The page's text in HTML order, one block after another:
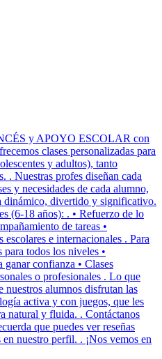
y APOYO ESCOLAR con
clases personalizadas para
y adultos), tanto
. Nuestras profes diseñan cada
y necesidades de cada alumno,
dinámico, divertido y significativo.
(6-18 años): . • Refuerzo de lo
de tareas •
escolares e internacionales . Para
todos los niveles •
confianza • Clases
o profesionales . Lo que
nuestros alumnos disfrutan las
activa y con juegos, que les
natural y fluida. . Contáctanos
que puedes ver reseñas
nuestro perfil. . ¡Nos vemos en